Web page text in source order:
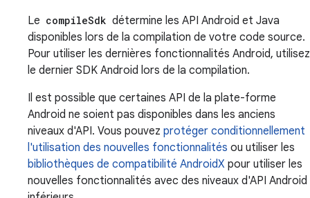
Le compileSdk détermine les API Android et Java
disponibles lors de la compilation de votre code source.
Pour utiliser les dernières fonctionnalités Android, utilisez
le dernier SDK Android lors de la compilation.
Il est possible que certaines API de la plate-forme
Android ne soient pas disponibles dans les anciens
niveaux d'API. Vous pouvez protéger conditionnellement
l'utilisation des nouvelles fonctionnalités ou utiliser les
bibliothèques de compatibilité AndroidX pour utiliser les
nouvelles fonctionnalités avec des niveaux d'API Android